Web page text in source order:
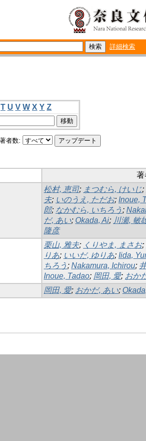
詳細検索
T U V W X Y Z
者数:
著
松村, 恵司; まつむら, けいじ;
夫; いのうえ, ただお; Inoue,
郎; なかむら, いちろう ;
だ, あい; Okada, Ai; 川瀬, 敏
隆彦
栗山, 雅夫; くりやま, まさお;
りあ; いいだ, ゆりあ; Iida,
ちろう ; Nakamura, Ichirou;
Inoue, Tadao; 岡田, 愛; おか
岡田, 愛; おかだ, あい;